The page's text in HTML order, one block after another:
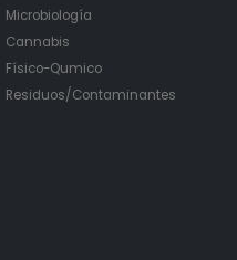
Microbiología
Cannabis
Físico-Qumico
Residuos/Contaminantes